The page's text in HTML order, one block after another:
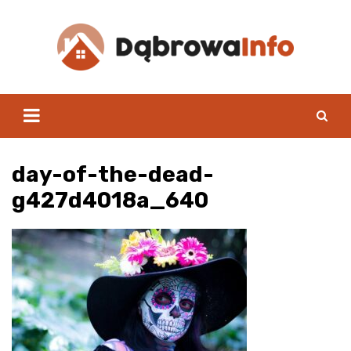
day-of-the-dead-
g427d4018a_640